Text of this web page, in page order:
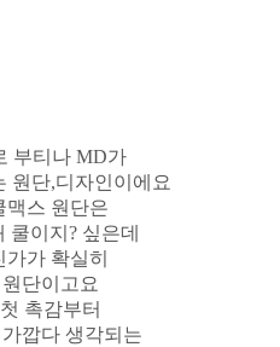
부티나 MD가
원단,디자인이에요
맥스 원단은
쿨이지? 싶은데
가 확실히
단이고요
촉감부터
깝다 생각되는